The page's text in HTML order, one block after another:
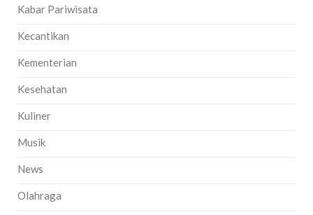
Kabar Pariwisata
Kecantikan
Kementerian
Kesehatan
Kuliner
Musik
News
Olahraga